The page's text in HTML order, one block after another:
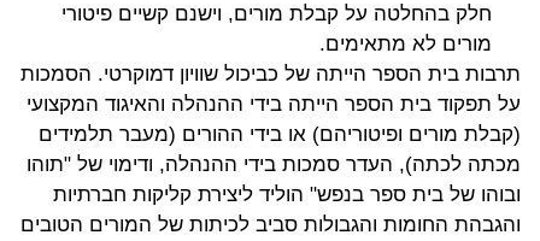
חלק בהחלטה על קבלת מורים, וישנם קשיים פיטורי
מורים לא מתאימים.
תרבות בית הספר הייתה של כביכול שוויון דמוקרטי. הסמכות
על תפקוד בית הספר הייתה בידי ההנהלה והאיגוד המקצועי
(קבלת מורים ופיטוריהם) או בידי ההורים (מעבר תלמידים
מכתה לכתה), העדר סמכות בידי ההנהלה, ודימוי של "תוהו
ובוהו של בית ספר בנפש" הוליד ליצירת קליקות חברתיות
והגבהת החומות והגבולות סביב לכיתות של המורים הטובים